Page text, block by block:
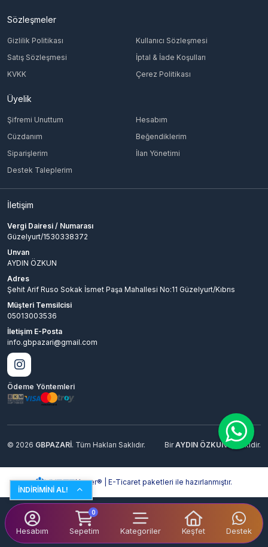
İNDİRİMİNİ AL!
Hesabım
0
Sepetim Kategoriler Keşfet Destek
Sözleşmeler
Gizlilik Politikası
Kullanıcı Sözleşmesi
Satış Sözleşmesi
İptal & İade Koşulları
KVKK
Çerez Politikası
Üyelik
Şifremi Unuttum
Hesabım
Cüzdanım
Beğendiklerim
Siparişlerim
İlan Yönetimi
Destek Taleplerim
İletişim
Vergi Dairesi / Numarası
Güzelyurt/1530338372
Unvan
AYDIN ÖZKUN
Adres
Şehit Arif Ruso Sokak İsmet Paşa Mahallesi No:11 Güzelyurt/Kıbrıs
Müşteri Temsilcisi
05013003536
İletişim E-Posta
info.gbpazari@gmail.com
Ödeme Yöntemleri
© 2026 GBPAZARİ. Tüm Hakları Saklıdır. BirAYDIN ÖZKUNİştirakidir.
Hyper® | E-Ticaret paketleri ile hazırlanmıştır.